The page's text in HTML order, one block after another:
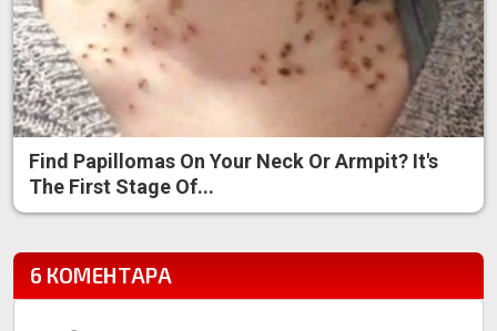
Find Papillomas On Your Neck Or Armpit? It's
The First Stage Of...
6 КОМЕНТАРА